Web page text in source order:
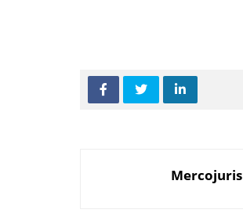
Mercojuris